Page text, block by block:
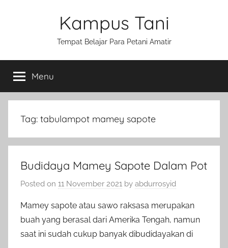
Kampus Tani
Tempat Belajar Para Petani Amatir
Menu
Tag: tabulampot mamey sapote
Budidaya Mamey Sapote Dalam Pot
Posted on 11 November 2021 by abdurrosyid
Mamey sapote atau sawo raksasa merupakan
buah yang berasal dari Amerika Tengah, namun
saat ini sudah cukup banyak dibudidayakan di